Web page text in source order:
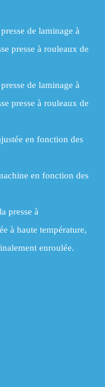
de laminage à
presse à rouleaux de
de laminage à
presse à rouleaux de
en fonction des
en fonction des
presse à
à haute température,
enroulée.